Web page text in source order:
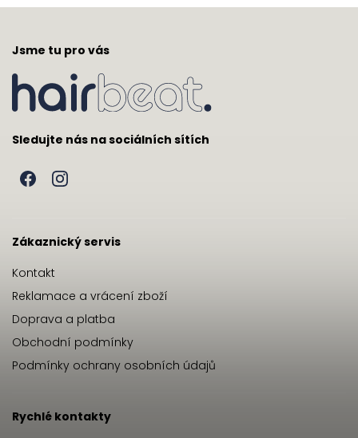
Jsme tu pro vás
Sledujte nás na sociálních sítích
Zákaznický servis
Kontakt
Reklamace a vrácení zboží
Doprava a platba
Obchodní podmínky
Podmínky ochrany osobních údajů
Rychlé kontakty